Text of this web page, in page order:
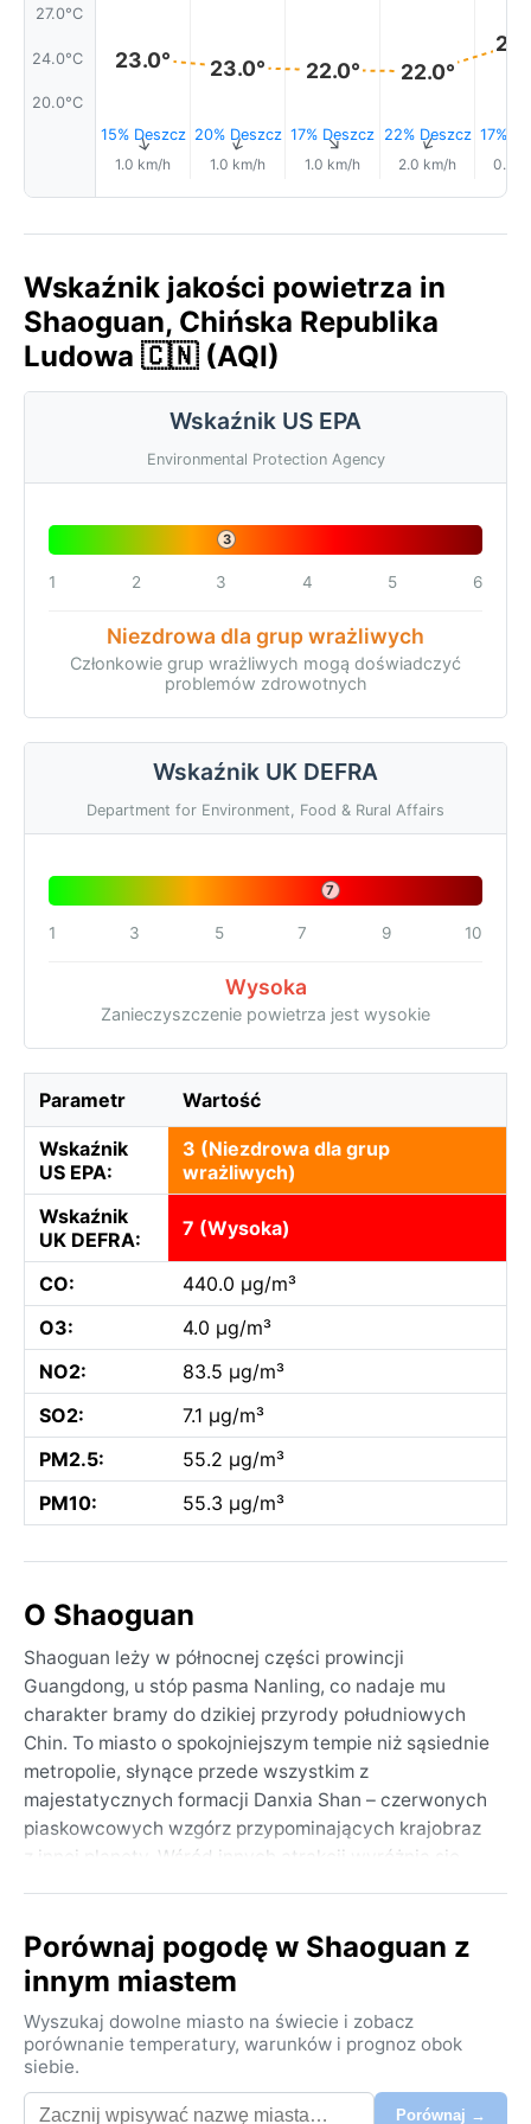
27.0°C
24.0°C
20.0°C
23.0°
15% Deszcz
↑
1.0 km/h
23.0°
20% Deszcz
↑
1.0 km/h
22.0°
17% Deszcz
↑
1.0 km/h
22.0°
22% Deszcz
↑
2.0 km/h
17%
0.0
Wskaźnik jakości powietrza in
Shaoguan, Chińska Republika
Ludowa 🇨🇳 (AQI)
Wskaźnik US EPA
Environmental Protection Agency
3
1 2 3 4 5 6
Niezdrowa dla grup wrażliwych
Członkowie grup wrażliwych mogą doświadczyć
problemów zdrowotnych
Wskaźnik UK DEFRA
Department for Environment, Food & Rural Affairs
7
1 3 5 7 9 10
Wysoka
Zanieczyszczenie powietrza jest wysokie
Parametr Wartość
Wskaźnik
US EPA:
3 (Niezdrowa dla grup
wrażliwych)
Wskaźnik
UK DEFRA:
7 (Wysoka)
CO:
440.0 µg/m³
O3:
4.0 µg/m³
NO2:
83.5 µg/m³
SO2:
7.1 µg/m³
PM2.5:
55.2 µg/m³
PM10:
55.3 µg/m³
O Shaoguan
Shaoguan leży w północnej części prowincji
Guangdong, u stóp pasma Nanling, co nadaje mu
charakter bramy do dzikiej przyrody południowych
Chin. To miasto o spokojniejszym tempie niż sąsiednie
metropolie, słynące przede wszystkim z
majestatycznych formacji Danxia Shan – czerwonych
piaskowcowych wzgórz przypominających krajobraz
z innej planety. Wśród innych atrakcji wyróżnia się
Geograficznie Shaoguan leży w kotlinie otoczonej
wzgórzami, co wpływa na lokalny mikroklimat –
powietrze bywa tu wilgotne, a widoki często
przesłaniają mgły unoszące się nad dolinami.
Zgodnie z klasyfikacją Köppena Shaoguan leży w
strefie Cfa – wilgotnego klimatu subtropikalnego. Lata
Porównaj pogodę w Shaoguan z
innym miastem
Wyszukaj dowolne miasto na świecie i zobacz
porównanie temperatury, warunków i prognoz obok
siebie.
Porównaj →